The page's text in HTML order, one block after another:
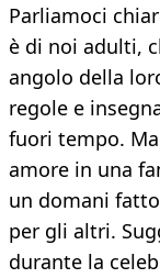
Parliamoci
è di noi adulti,
angolo della
regole e
fuori tempo.
amore in una
un domani
per gli altri.
durante la